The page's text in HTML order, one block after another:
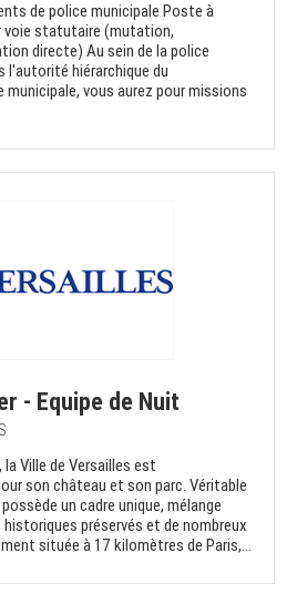
de police municipale Poste à
voie statutaire (mutation,
directe) Au sein de la police
l'autorité hiérarchique du
municipale, vous aurez pour missions
- Equipe de Nuit
la Ville de Versailles est
son château et son parc. Véritable
un cadre unique, mélange
préservés et de nombreux
située à 17 kilomètres de Paris,...